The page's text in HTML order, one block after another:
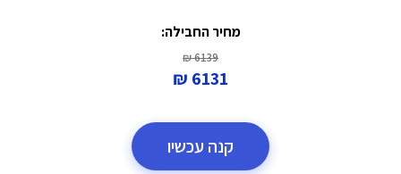
מחיר החבילה:
6139 ₪
6131 ₪
קנה עכשיו